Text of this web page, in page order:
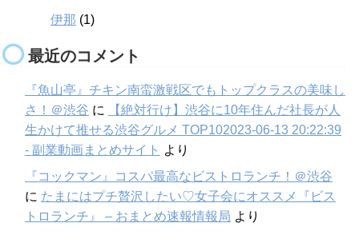
伊那 (1)
最近のコメント
『魚山亭』チキン南蛮激戦区でもトップクラスの美味し
さ！＠渋谷 に
【絶対行け】渋谷に10年住んだ社長が人
生かけて推せる渋谷グルメ TOP102023-06-13 20:22:39
- 副業動画まとめサイト より
『コックマン』コスパ最高なビストロランチ！＠渋谷
に たまにはプチ贅沢したい♡女子会にオススメ『ビス
トロランチ』 – おまとめ速報情報局 より